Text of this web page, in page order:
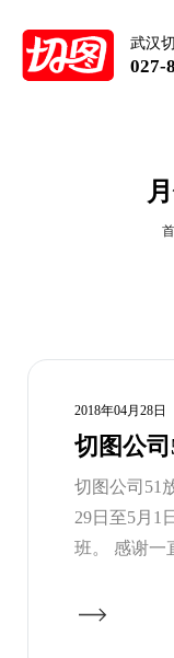
武汉
027-
2018年04月28日
切图公
切图公司51
29日至5月1
班。 感谢